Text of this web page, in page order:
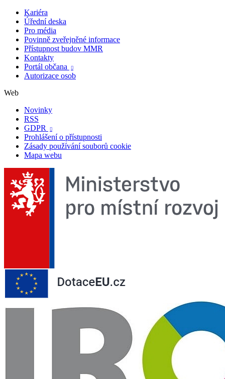
Kariéra
Úřední deska
Pro média
Povinně zveřejněné informace
Přístupnost budov MMR
Kontakty
Portál občana

Autorizace osob
Web
Novinky
RSS
GDPR

Prohlášení o přístupnosti
Zásady používání souborů cookie
Mapa webu